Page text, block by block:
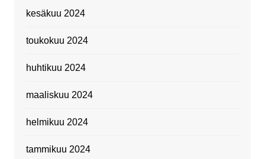
kesäkuu 2024
toukokuu 2024
huhtikuu 2024
maaliskuu 2024
helmikuu 2024
tammikuu 2024